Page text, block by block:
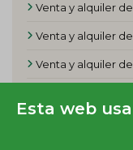
Venta y alquiler
Venta y alquiler
Venta y alquiler
Esta web